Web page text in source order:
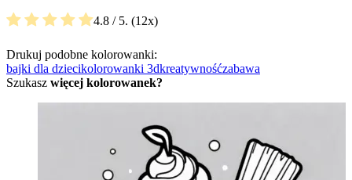
4.8 / 5. 12
Drukuj podobne kolorowanki:
bajki dla dziecikolorowanki 3dkreatywnośćzabawa
Szukasz więcej kolorowanek?